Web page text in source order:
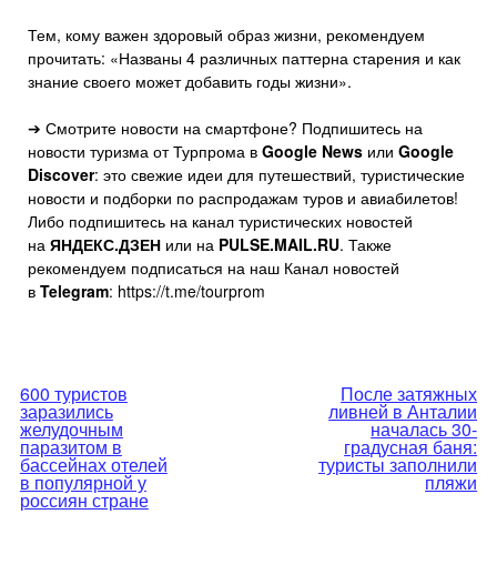
Тем, кому важен здоровый образ жизни, рекомендуем
прочитать: «Названы 4 различных паттерна старения и как
знание своего может добавить годы жизни».
➔ Смотрите новости на смартфоне? Подпишитесь на
новости туризма от Турпрома в Google News или Google
Discover: это свежие идеи для путешествий, туристические
новости и подборки по распродажам туров и авиабилетов!
Либо подпишитесь на канал туристических новостей
на ЯНДЕКС.ДЗЕН или на PULSE.MAIL.RU. Также
рекомендуем подписаться на наш Канал новостей
в Telegram: https://t.me/tourprom
Навигация
по
записям
600 туристов
заразились
желудочным
паразитом в
бассейнах отелей
в популярной у
россиян стране
После затяжных
ливней в Анталии
началась 30-
градусная баня:
туристы заполнили
пляжи